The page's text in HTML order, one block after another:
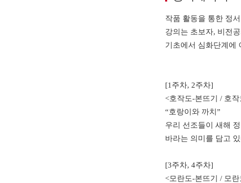
작품 활동을 통한 정
강의는 초보자, 비전
기초에서 심화단계에
[1주차, 2주차]
<호작도-본뜨기 / 호
“호랑이와 까치”
우리 선조들이 새해
바라는 의미를 담고
[3주차, 4주차]
<모란도-본뜨기 / 모